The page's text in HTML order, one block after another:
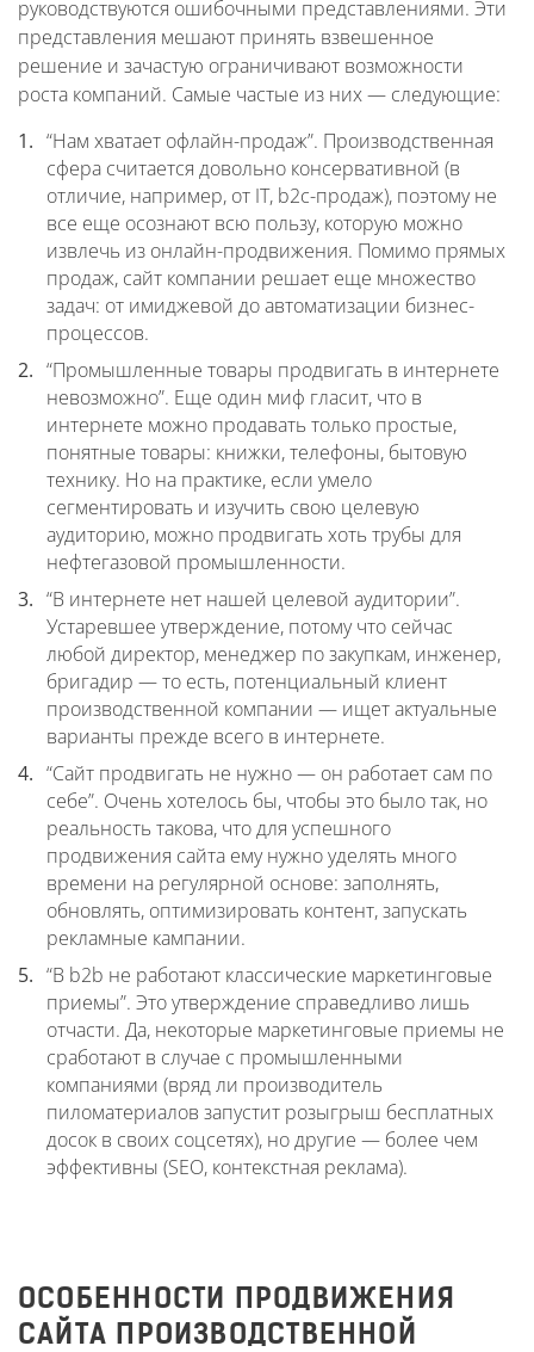
руководствуются ошибочными представлениями. Эти
представления мешают принять взвешенное
решение и зачастую ограничивают возможности
роста компаний. Самые частые из них — следующие:
“Нам хватает офлайн-продаж”. Производственная
сфера считается довольно консервативной (в
отличие, например, от IT, b2c-продаж), поэтому не
все еще осознают всю пользу, которую можно
извлечь из онлайн-продвижения. Помимо прямых
продаж, сайт компании решает еще множество
задач: от имиджевой до автоматизации бизнес-
процессов.
“Промышленные товары продвигать в интернете
невозможно”. Еще один миф гласит, что в
интернете можно продавать только простые,
понятные товары: книжки, телефоны, бытовую
технику. Но на практике, если умело
сегментировать и изучить свою целевую
аудиторию, можно продвигать хоть трубы для
нефтегазовой промышленности.
“В интернете нет нашей целевой аудитории”.
Устаревшее утверждение, потому что сейчас
любой директор, менеджер по закупкам, инженер,
бригадир — то есть, потенциальный клиент
производственной компании — ищет актуальные
варианты прежде всего в интернете.
“Сайт продвигать не нужно — он работает сам по
себе”. Очень хотелось бы, чтобы это было так, но
реальность такова, что для успешного
продвижения сайта ему нужно уделять много
времени на регулярной основе: заполнять,
обновлять, оптимизировать контент, запускать
рекламные кампании.
“В b2b не работают классические маркетинговые
приемы”. Это утверждение справедливо лишь
отчасти. Да, некоторые маркетинговые приемы не
сработают в случае с промышленными
компаниями (вряд ли производитель
пиломатериалов запустит розыгрыш бесплатных
досок в своих соцсетях), но другие — более чем
эффективны (SEO, контекстная реклама).
ОСОБЕННОСТИ ПРОДВИЖЕНИЯ
САЙТА ПРОИЗВОДСТВЕННОЙ